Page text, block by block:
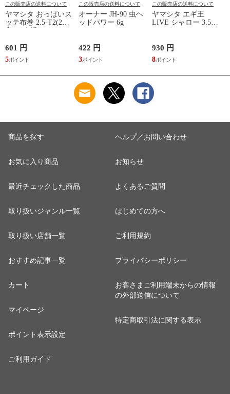
この販売店の送料について
ヤマシタ おっぱいス
ッテ布巻 2.5-T2(2本
入) F/赤緑
601 円
5
この販売店の送料について
オーナー JH-90 虫ヘ
ッドパワー 6g
422 円
3
この販売店の送料について
ヤマシタ エギ王
LIVE シャロー 3.5S
034 パッションレッ
テープ /エギ 2019年
新製品 エギング 定
番 アオリイカ エギ
930 円
8
商品を探す
お気に入り商品
最近チェックした商品
取り扱いジャンル一覧
取り扱い店舗一覧
おすすめ記事一覧
カート
マイページ
ポイント表示設定
ご利用ガイド
ヘルプ／お問い合わせ
お知らせ
よくあるご質問
はじめての方へ
ご利用規約
プライバシーポリシー
お客さまご利用端末からの情報
の外部送信について
特定商取引法に関する表示